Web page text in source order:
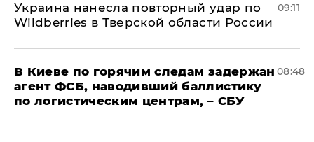
Украина нанесла повторный удар по
Wildberries в Тверской области России
09:11
В Киеве по горячим следам задержан
агент ФСБ, наводивший баллистику
по логистическим центрам, – СБУ
08:48